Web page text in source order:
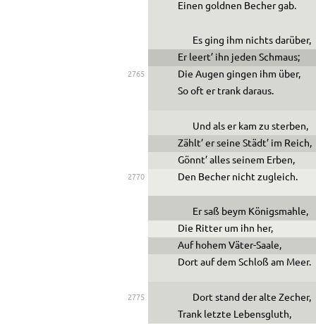
Einen goldnen Becher gab.
Es ging ihm nichts darüber,
Er leert’ ihn jeden Schmaus;
2765
Die Augen gingen ihm über,
So oft er trank daraus.
Und als er kam zu sterben,
Zählt’ er seine Städt’ im Reich,
Gönnt’ alles seinem Erben,
2770 Den Becher nicht zugleich.
Er saß beym Königsmahle,
Die Ritter um ihn her,
Auf hohem Väter-Saale,
Dort auf dem Schloß am Meer.
2775
Dort stand der alte Zecher,
Trank letzte Lebensgluth,